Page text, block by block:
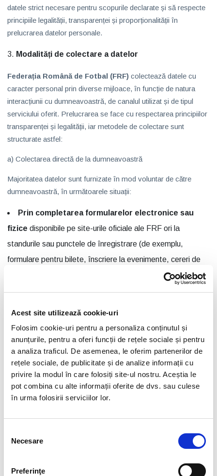
Acest site utilizează cookie-uri
Folosim cookie-uri pentru a personaliza conținutul și
anunțurile, pentru a oferi funcții de rețele sociale și pentru
a analiza traficul. De asemenea, le oferim partenerilor de
rețele sociale, de publicitate și de analize informații cu
privire la modul în care folosiți site-ul nostru. Aceștia le
pot combina cu alte informații oferite de dvs. sau culese
în urma folosirii serviciilor lor.
consimțământului
Necesare
Preferinţe
datele strict necesare pentru scopurile declarate și să respecte
principiile legalității, transparenței și proporționalității în
prelucrarea datelor personale.
Modalități de colectare a datelor
Federația Română de Fotbal (FRF) colectează datele cu
caracter personal prin diverse mijloace, în funcție de natura
interacțiunii cu dumneavoastră, de canalul utilizat și de tipul
serviciului oferit. Prelucrarea se face cu respectarea principiilor
transparenței și legalității, iar metodele de colectare sunt
structurate astfel:
a) Colectarea directă de la dumneavoastră
Majoritatea datelor sunt furnizate în mod voluntar de către
dumneavoastră, în următoarele situații:
Prin completarea formularelor electronice sau
fizice disponibile pe site-urile oficiale ale FRF ori la
standurile sau punctele de înregistrare (de exemplu,
formulare pentru bilete, înscriere la evenimente, cereri de
La crearea unui cont de utilizatorpe platformele
În procesul de achiziție de biletela meciuri,
competiții sau alte evenimente organizate sau sprijinite de
FRF;
În momentul abonării la comunicările FRF, cum ar fi
newslettere, alerte despre competiții sau informații despre
promoționale
sau alte activități cu componentă de